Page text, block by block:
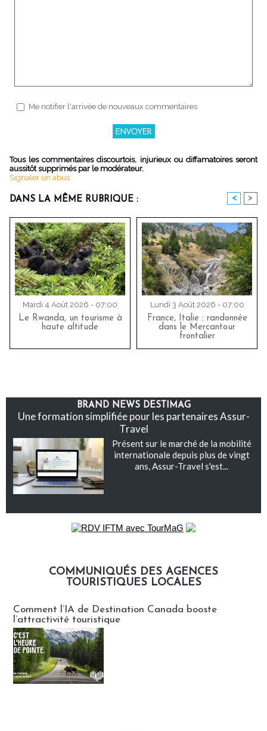
Me notifier l'arrivée de nouveaux commentaires
Tous les commentaires discourtois, injurieux ou diffamatoires seront
aussitôt supprimés par le modérateur.
Signaler un abus
DANS LA MÊME RUBRIQUE : < >
Mardi 4 Août 2026 - 07:00
Le Rwanda, un tourisme à
haute altitude
Lundi 3 Août 2026 - 07:00
France, Italie : randonnée
dans le Mercantour
frontalier
BRAND NEWS DESTIMAG
Une formation simplifiée pour les partenaires Assur-
Travel
Présent sur le marché de la mobilité
internationale depuis plus de vingt
ans, Assur-Travel s'est...
COMMUNIQUÉS DES AGENCES
TOURISTIQUES LOCALES
Comment l’IA de Destination Canada booste
l’attractivité touristique